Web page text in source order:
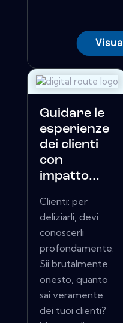
Guidare le
esperienze
dei clienti
con
impatto...
Clienti: per
deliziarli, devi
conoscerli
profondamente.
Sii brutalmente
onesto, quanto
sai veramente
dei tuoi clienti?